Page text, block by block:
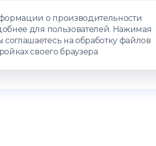
о производительности
для пользователей. Нажимая
на обработку файлов
своего браузера
ЗАПИСАТЬСЯ